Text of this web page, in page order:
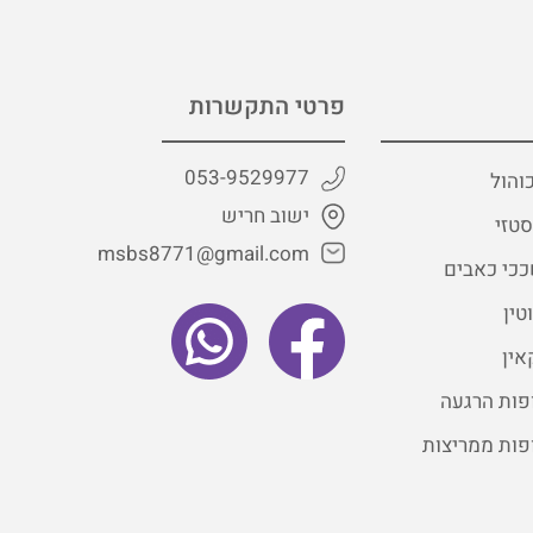
כאבים
הרגעה
ממריצות
פרטי התקשרות
053-9529977
ישוב חריש
msbs8771@gmail.com